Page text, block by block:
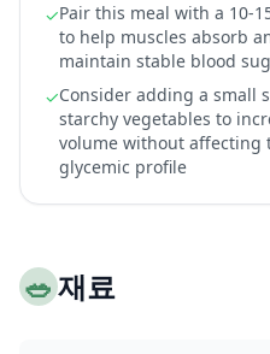
✓Pair this meal with a 10-
to help muscles absorb
maintain stable blood
✓Consider adding a small
starchy vegetables to
volume without affecting
glycemic profile
🥗재료